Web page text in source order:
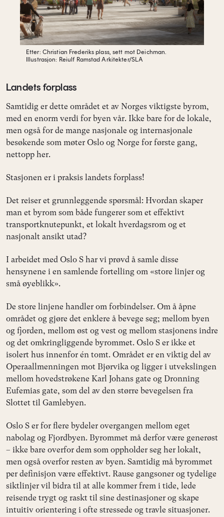
Etter: Christian Frederiks plass, sett mot Deichman.
Illustrasjon: Reiulf Ramstad Arkitekter/SLA
Landets forplass
Samtidig er dette området et av Norges viktigste byrom,
med en enorm verdi for byen vår. Ikke bare for de lokale,
men også for de mange nasjonale og internasjonale
besøkende som møter Oslo og Norge for første gang,
nettopp her.
Stasjonen er i praksis landets forplass!
Det reiser et grunnleggende spørsmål: Hvordan skaper
man et byrom som både fungerer som et effektivt
transportknutepunkt, et lokalt hverdagsrom og et
nasjonalt ansikt utad?
I arbeidet med Oslo S har vi prøvd å samle disse
hensynene i en samlende fortelling om «store linjer og
små øyeblikk».
De store linjene handler om forbindelser. Om å åpne
området og gjøre det enklere å bevege seg; mellom byen
og fjorden, mellom øst og vest og mellom stasjonens indre
og det omkringliggende byrommet. Oslo S er ikke et
isolert hus innenfor én tomt. Området er en viktig del av
Operaallmenningen mot Bjørvika og ligger i utvekslingen
mellom hovedstrøkene Karl Johans gate og Dronning
Eufemias gate, som del av den større bevegelsen fra
Slottet til Gamlebyen.
Oslo S er for flere bydeler overgangen mellom eget
nabolag og Fjordbyen. Byrommet må derfor være generøst
– ikke bare overfor dem som oppholder seg her lokalt,
men også overfor resten av byen. Samtidig må byrommet
per definisjon være effektivt. Rause gangsoner og tydelige
siktlinjer vil bidra til at alle kommer frem i tide, lede
reisende trygt og raskt til sine destinasjoner og skape
intuitiv orientering i ofte stressede og travle situasjoner.